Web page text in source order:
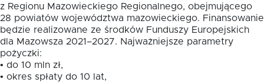
Dlaczego TISE?
Pożyczka rozwojowa TISE
z Regionu Mazowieckiego Regionalnego, obejmującego
28 powiatów województwa mazowieckiego. Finansowanie
będzie realizowane ze środków Funduszy Europejskich
dla Mazowsza 2021–2027. Najważniejsze parametry
pożyczki:
• do 10 mln zł,
• okres spłaty do 10 lat,